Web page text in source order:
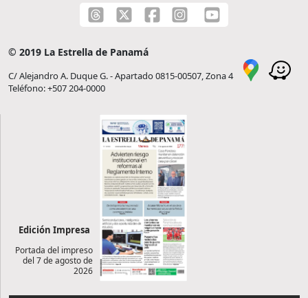
© 2019 La Estrella de Panamá
C/ Alejandro A. Duque G. - Apartado 0815-00507, Zona 4
Teléfono: +507 204-0000
Edición Impresa
Portada del impreso
del 7 de agosto de
2026